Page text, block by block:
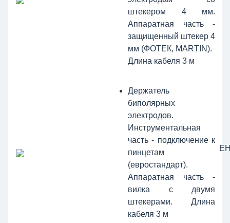
штекером 4 мм.
Аппаратная часть -
защищенный штекер 4
мм (ФОТЕК, MARTIN).
Длина кабеля 3 м
Держатель
биполярных
электродов.
Инструментальная
часть - подключение к
пинцетам
(евростандарт).
Аппаратная часть -
вилка с двумя
штекерами. Длина
кабеля 3 м